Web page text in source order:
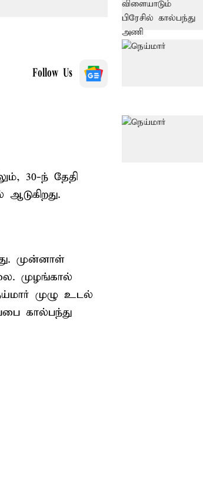
Follow Us
30-ந் தேதி
முன்னாள்
முழங்கால்
முழு உடல்
கால்பந்து